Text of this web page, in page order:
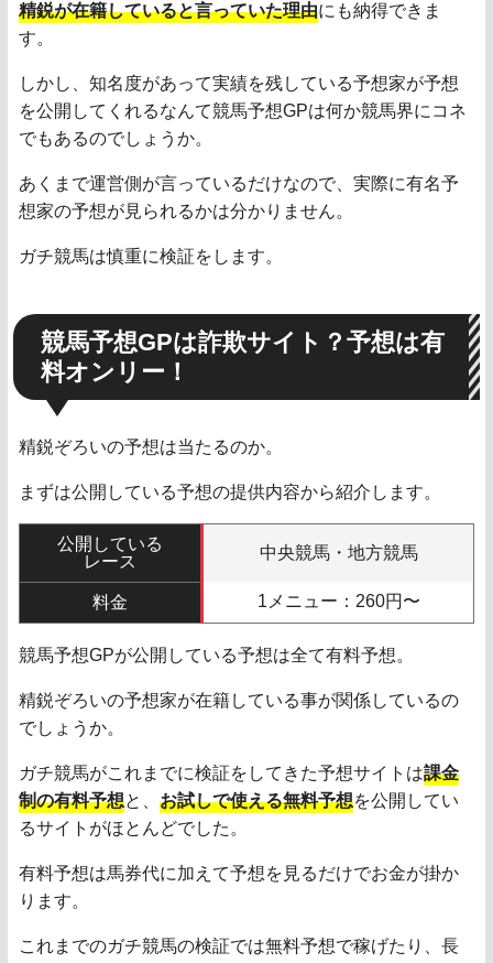
精鋭が在籍していると言っていた理由にも納得できま
す。
しかし、知名度があって実績を残している予想家が予想
を公開してくれるなんて競馬予想GPは何か競馬界にコネ
でもあるのでしょうか。
あくまで運営側が言っているだけなので、実際に有名予
想家の予想が見られるかは分かりません。
ガチ競馬は慎重に検証をします。
競馬予想GPは詐欺サイト？予想は有
料オンリー！
精鋭ぞろいの予想は当たるのか。
まずは公開している予想の提供内容から紹介します。
公開している
レース
中央競馬・地方競馬
料金 1メニュー：260円〜
競馬予想GPが公開している予想は全て有料予想。
精鋭ぞろいの予想家が在籍している事が関係しているの
でしょうか。
ガチ競馬がこれまでに検証をしてきた予想サイトは課金
制の有料予想と、 お試しで使える無料予想を公開してい
るサイトがほとんどでした。
有料予想は馬券代に加えて予想を見るだけでお金が掛か
ります。
これまでのガチ競馬の検証では無料予想で稼げたり、長